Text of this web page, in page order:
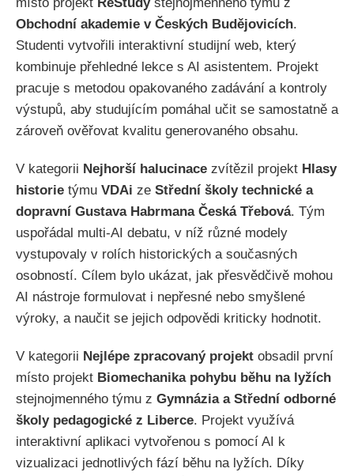
Obchodní akademie v Českých Budějovicích.
Studenti vytvořili interaktivní studijní web, který
kombinuje přehledné lekce s AI asistentem. Projekt
pracuje s metodou opakovaného zadávání a kontroly
výstupů, aby studujícím pomáhal učit se samostatně a
zároveň ověřovat kvalitu generovaného obsahu.
V kategorii Nejhorší halucinace zvítězil projekt Hlasy
historie týmu VDAi ze Střední školy technické a
dopravní Gustava Habrmana Česká Třebová. Tým
uspořádal multi-AI debatu, v níž různé modely
vystupovaly v rolích historických a současných
osobností. Cílem bylo ukázat, jak přesvědčivě mohou
AI nástroje formulovat i nepřesné nebo smyšlené
výroky, a naučit se jejich odpovědi kriticky hodnotit.
V kategorii Nejlépe zpracovaný projekt obsadil první
místo projekt Biomechanika pohybu běhu na lyžích
stejnojmenného týmu z Gymnázia a Střední odborné
školy pedagogické z Liberce. Projekt využívá
interaktivní aplikaci vytvořenou s pomocí AI k
vizualizaci jednotlivých fází běhu na lyžích. Díky